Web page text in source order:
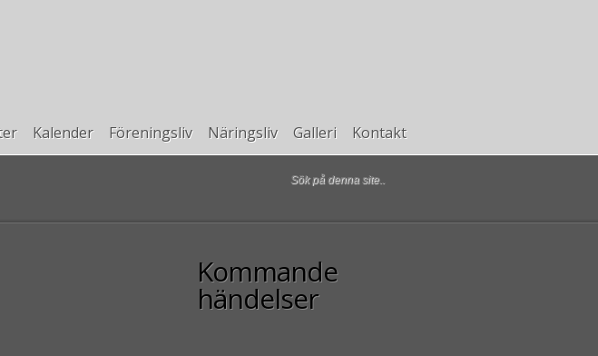
Kalender Föreningsliv Näringsliv Galleri Kontakt
Kommande
händelser